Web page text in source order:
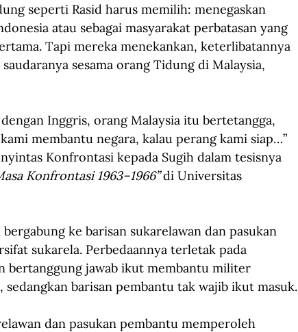
seperti Rasid harus memilih: menegaskan
atau sebagai masyarakat perbatasan yang
Tapi mereka menekankan, keterlibatannya
sesama orang Tidung di Malaysia,
Inggris, orang Malaysia itu bertetangga,
membantu negara, kalau perang kami siap…”
Konfrontasi kepada Sugih dalam tesisnya
Konfrontasi 1963–1966” di Universitas
ke barisan sukarelawan dan pasukan
sukarela. Perbedaannya terletak pada
bertanggung jawab ikut membantu militer
barisan pembantu tak wajib ikut masuk.
dan pasukan pembantu memperoleh